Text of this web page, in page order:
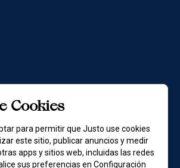
Cookies
para permitir que Justo use cookies
este sitio, publicar anuncios y medir
apps y sitios web, incluidas las redes
sus preferencias en Configuración